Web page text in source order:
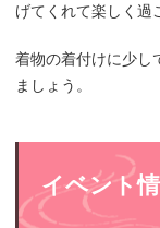
げてくれて楽しく過
着物の着付けに少し
ましょう。
イベント